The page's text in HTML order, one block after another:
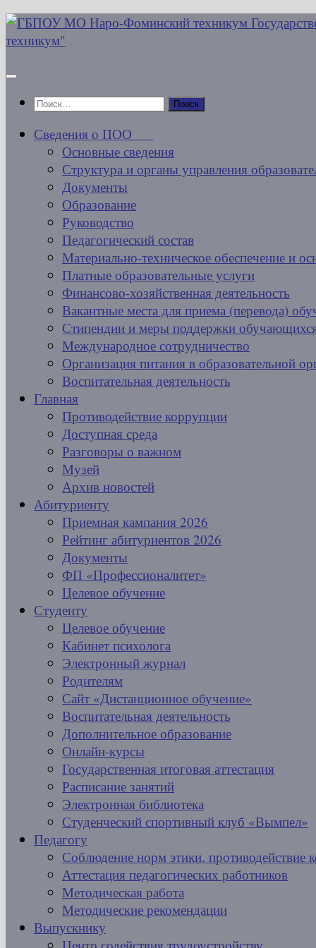
Перейти
к
Найти:
Сведения о ПОО
Основные сведения
Структура и органы управления
Документы
Образование
Руководство
Педагогический состав
Материально-техническое обеспечение и
Платные образовательные услуги
Финансово-хозяйственная деятельность
Вакантные места для приема (перевода)
Стипендии и меры поддержки
Международное сотрудничество
Организация питания в образовательной
Воспитательная деятельность
Главная
Противодействие коррупции
Доступная среда
Разговоры о важном
Музей
Архив новостей
Абитуриенту
Приемная кампания 2026
Рейтинг абитуриентов 2026
Документы
ФП «Профессионалитет»
Целевое обучение
Студенту
Целевое обучение
Кабинет психолога
Электронный журнал
Родителям
Сайт «Дистанционное обучение»
Воспитательная деятельность
Дополнительное образование
Онлайн-курсы
Государственная итоговая аттестация
Расписание занятий
Электронная библиотека
Студенческий спортивный клуб «Вымпел»
Педагогу
Соблюдение норм этики, противодействие
Аттестация педагогических работников
Методическая работа
Методические рекомендации
Выпускнику